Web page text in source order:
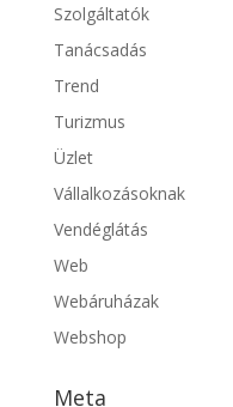
Szolgáltatók
Tanácsadás
Trend
Turizmus
Üzlet
Vállalkozásoknak
Vendéglátás
Web
Webáruházak
Webshop
Meta